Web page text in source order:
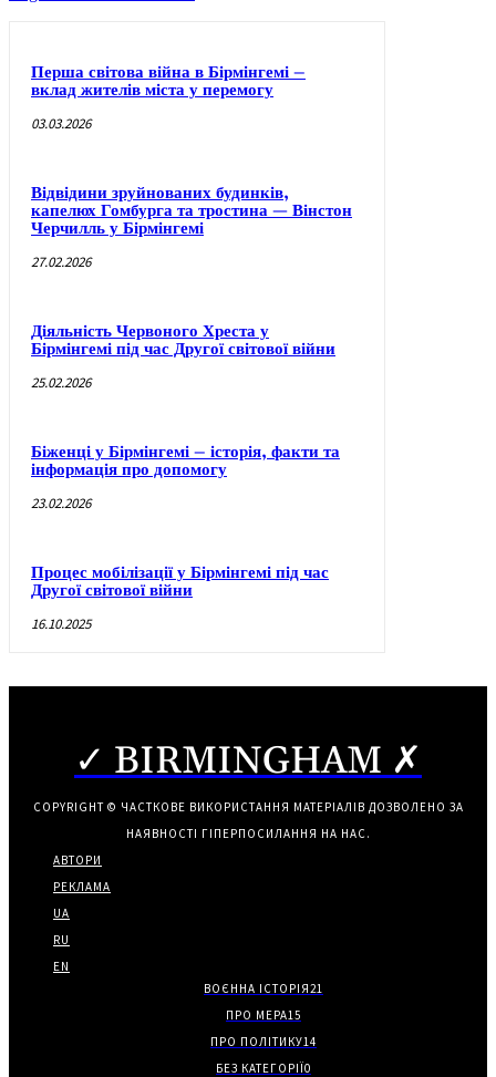
Перша світова війна в Бірмінгемі –
вклад жителів міста у перемогу
03.03.2026
Відвідини зруйнованих будинків,
капелюх Гомбурга та тростина — Вінстон
Черчилль у Бірмінгемі
27.02.2026
Діяльність Червоного Хреста у
Бірмінгемі під час Другої світової війни
25.02.2026
Біженці у Бірмінгемі – історія, факти та
інформація про допомогу
23.02.2026
Процес мобілізації у Бірмінгемі під час
Другої світової війни
16.10.2025
✓ BIRMINGHAM ✗
COPYRIGHT © ЧАСТКОВЕ ВИКОРИСТАННЯ МАТЕРІАЛІВ ДОЗВОЛЕНО ЗА
НАЯВНОСТІ ГІПЕРПОСИЛАННЯ НА НАС.
АВТОРИ
РЕКЛАМА
UA
RU
EN
ВОЄННА ІСТОРІЯ21
ПРО МЕРА15
ПРО ПОЛІТИКУ14
БЕЗ КАТЕГОРІЇ0